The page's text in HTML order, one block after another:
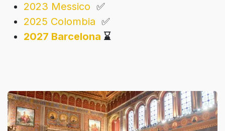
2023 Messico ✅
2025 Colombia ✅
2027 Barcelona ⌛